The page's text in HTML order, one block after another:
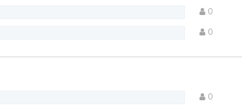
0
0
0